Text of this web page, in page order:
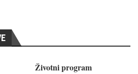
Životni program